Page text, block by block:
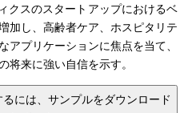
クスのスタートアップにおけるベ
加し、高齢者ケア、ホスピタリテ
アプリケーションに焦点を当て、
将来に強い自信を示す。
には、サンプルをダウンロード